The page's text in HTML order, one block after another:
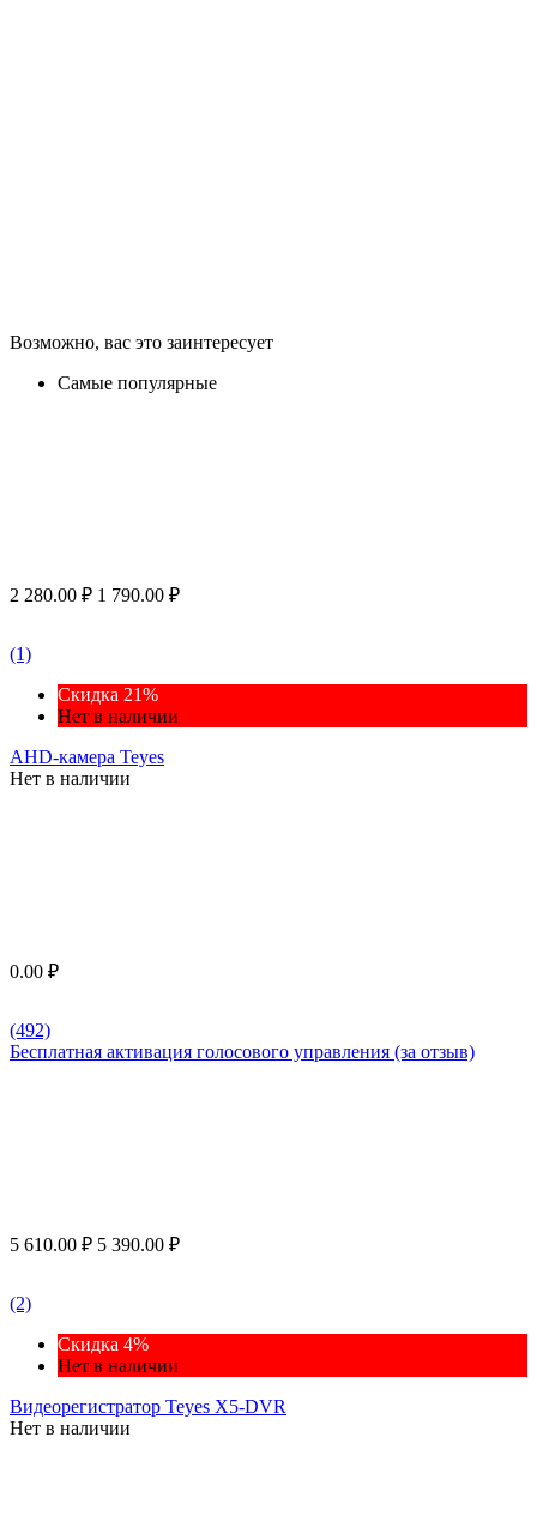
Возможно, вас это заинтересует
Самые популярные
2 280.00 ₽ 1 790.00 ₽
(1)
Скидка 21%
Нет в наличии
AHD-камера Teyes
Нет в наличии
0.00 ₽
(492)
Бесплатная активация голосового управления (за отзыв)
5 610.00 ₽ 5 390.00 ₽
(2)
Скидка 4%
Нет в наличии
Видеорегистратор Teyes X5-DVR
Нет в наличии